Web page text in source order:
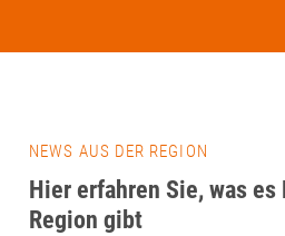
NEWS AUS DER REGION
Hier erfahren Sie, was es
Region gibt